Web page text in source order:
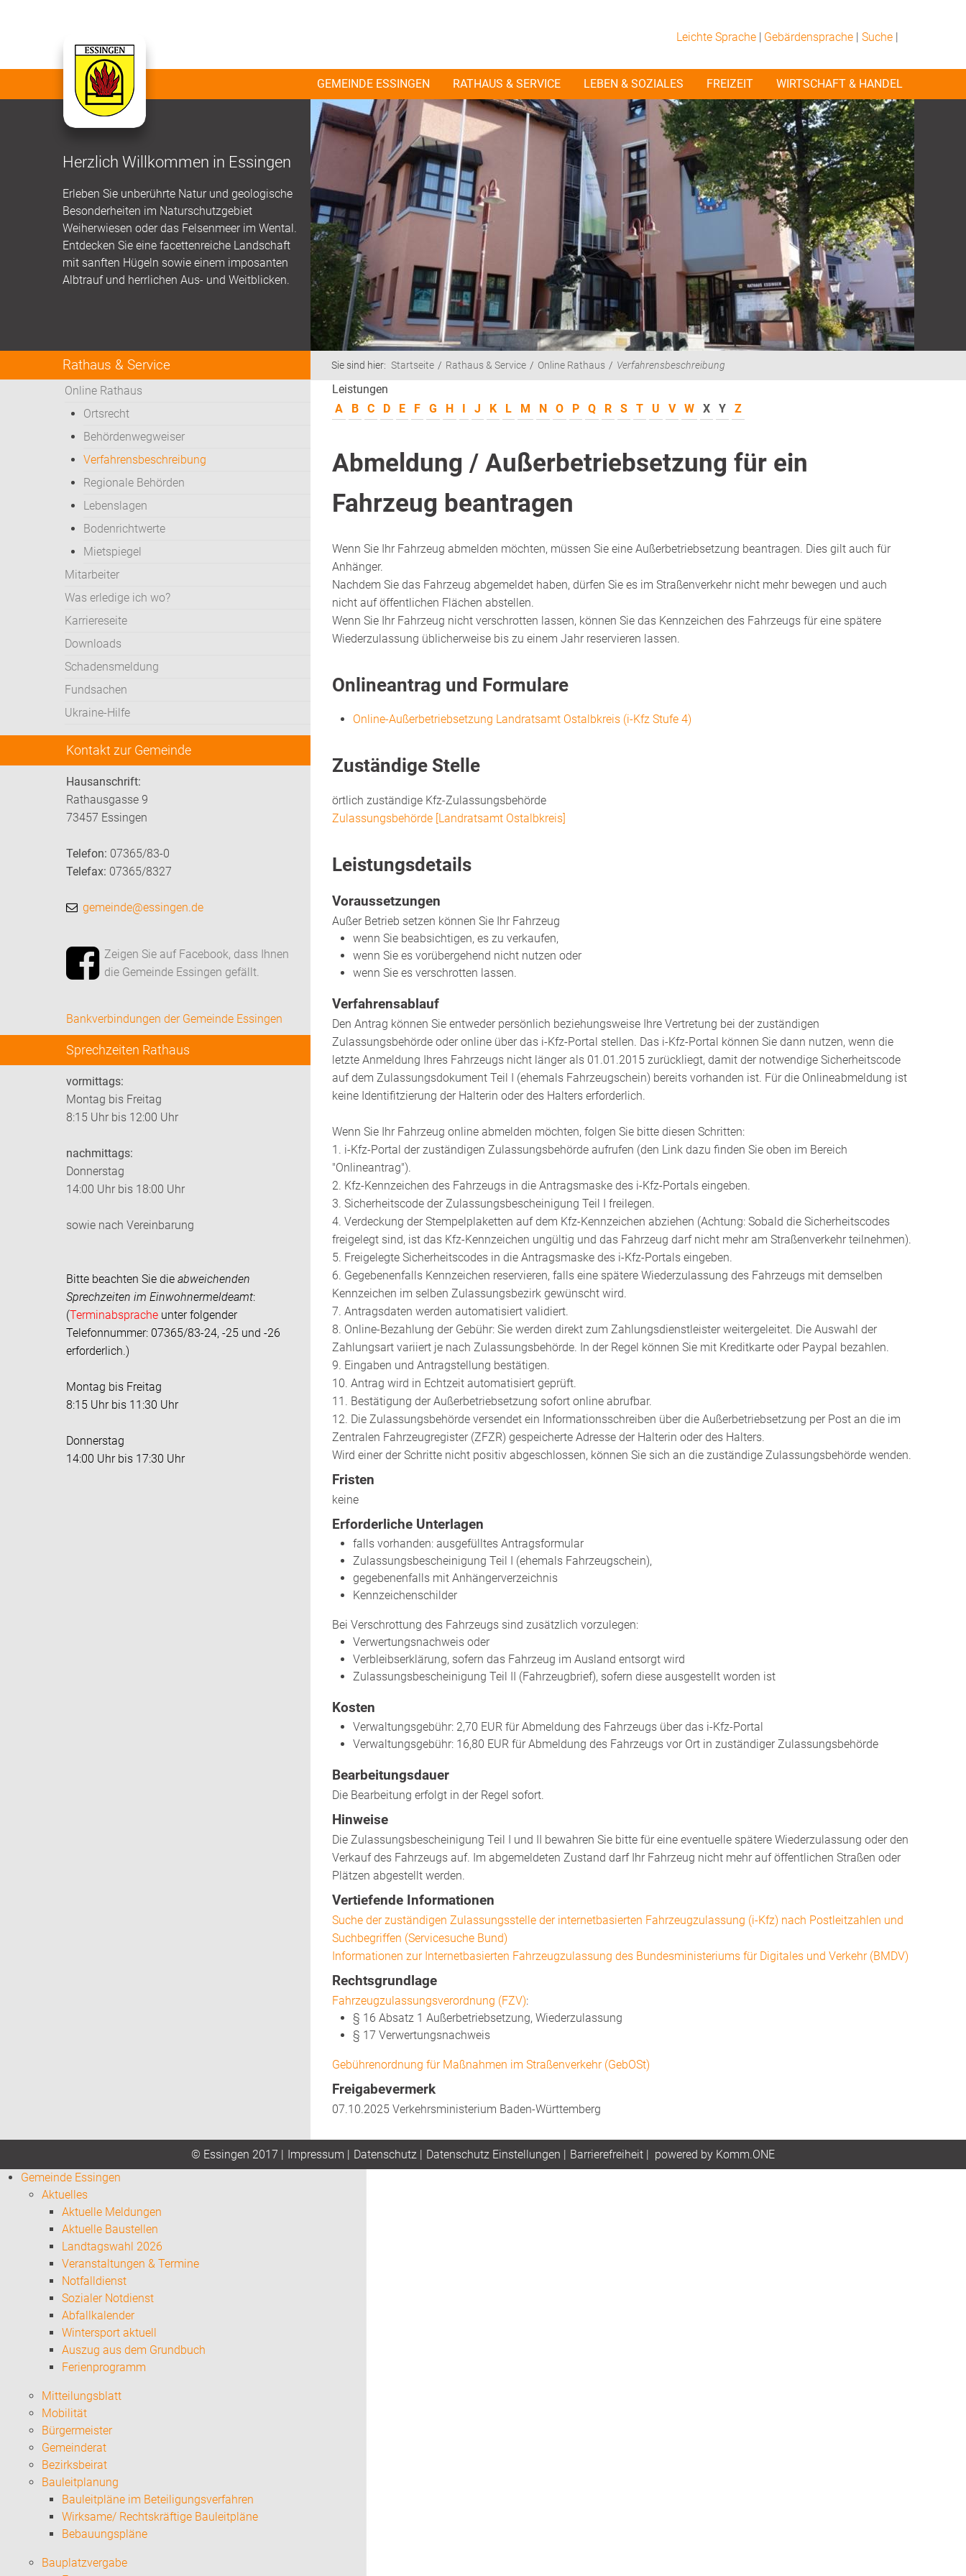
Leichte Sprache | Gebärdensprache | Suche|
GEMEINDE ESSINGEN RATHAUS & SERVICE LEBEN & SOZIALES FREIZEIT WIRTSCHAFT & HANDEL
Herzlich Willkommen in Essingen
Erleben Sie unberührte Natur und geologische
Besonderheiten im Naturschutzgebiet
Weiherwiesen oder das Felsenmeer im Wental.
Entdecken Sie eine facettenreiche Landschaft
mit sanften Hügeln sowie einem imposanten
Albtrauf und herrlichen Aus- und Weitblicken.
Rathaus & Service
Online Rathaus
Ortsrecht
Behördenwegweiser
Verfahrensbeschreibung
Regionale Behörden
Lebenslagen
Bodenrichtwerte
Mietspiegel
Mitarbeiter
Was erledige ich wo?
Karriereseite
Downloads
Schadensmeldung
Fundsachen
Ukraine-Hilfe
Kontakt zur Gemeinde
Hausanschrift:
Rathausgasse 9
73457 Essingen
Telefon: 07365/83-0
Telefax: 07365/8327
gemeinde@essingen.de
Zeigen Sie auf Facebook, dass Ihnen
die Gemeinde Essingen gefällt.
Bankverbindungen der Gemeinde Essingen
Sprechzeiten Rathaus
vormittags:
Montag bis Freitag
8:15 Uhr bis 12:00 Uhr
nachmittags:
Donnerstag
14:00 Uhr bis 18:00 Uhr
sowie nach Vereinbarung
Bitte beachten Sie die abweichenden
Sprechzeiten im Einwohnermeldeamt:
(Terminabsprache unter folgender
Telefonnummer: 07365/83-24, -25 und -26
erforderlich.)
Montag bis Freitag
8:15 Uhr bis 11:30 Uhr
Donnerstag
14:00 Uhr bis 17:30 Uhr
Sie sind hier: Startseite Rathaus & Service Online Rathaus Verfahrensbeschreibung
Leistungen
A
B C D E F G H I J K L M N O P Q R S T U V W X Y Z
Abmeldung / Außerbetriebsetzung für ein
Fahrzeug beantragen
Wenn Sie Ihr Fahrzeug abmelden möchten, müssen Sie eine Außerbetriebsetzung beantragen. Dies gilt auch für
Anhänger.
Nachdem Sie das Fahrzeug abgemeldet haben, dürfen Sie es im Straßenverkehr nicht mehr bewegen und auch
nicht auf öffentlichen Flächen abstellen.
Wenn Sie Ihr Fahrzeug nicht verschrotten lassen, können Sie das Kennzeichen des Fahrzeugs für eine spätere
Wiederzulassung üblicherweise bis zu einem Jahr reservieren lassen.
Onlineantrag und Formulare
Online-Außerbetriebsetzung Landratsamt Ostalbkreis (i-Kfz Stufe 4)
Zuständige Stelle
örtlich zuständige Kfz-Zulassungsbehörde
Zulassungsbehörde [Landratsamt Ostalbkreis]
Leistungsdetails
Voraussetzungen
Außer Betrieb setzen können Sie Ihr Fahrzeug
wenn Sie beabsichtigen, es zu verkaufen,
wenn Sie es vorübergehend nicht nutzen oder
wenn Sie es verschrotten lassen.
Verfahrensablauf
Den Antrag können Sie entweder persönlich beziehungsweise Ihre Vertretung bei der zuständigen
Zulassungsbehörde oder online über das i-Kfz-Portal stellen. Das i-Kfz-Portal können Sie dann nutzen, wenn die
letzte Anmeldung Ihres Fahrzeugs nicht länger als 01.01.2015 zurückliegt, damit der notwendige Sicherheitscode
auf dem Zulassungsdokument Teil I (ehemals Fahrzeugschein) bereits vorhanden ist. Für die Onlineabmeldung ist
keine Identifitzierung der Halterin oder des Halters erforderlich.
Wenn Sie Ihr Fahrzeug online abmelden möchten, folgen Sie bitte diesen Schritten:
1. i-Kfz-Portal der zuständigen Zulassungsbehörde aufrufen (den Link dazu finden Sie oben im Bereich
"Onlineantrag").
2. Kfz-Kennzeichen des Fahrzeugs in die Antragsmaske des i-Kfz-Portals eingeben.
3. Sicherheitscode der Zulassungsbescheinigung Teil
freilegen.
4. Verdeckung der Stempelplaketten auf dem Kfz-Kennzeichen abziehen (Achtung: Sobald die Sicherheitscodes
freigelegt sind, ist das Kfz-Kennzeichen ungültig und das Fahrzeug darf nicht mehr am Straßenverkehr teilnehmen).
5. Freigelegte Sicherheitscodes in die Antragsmaske des i-Kfz-Portals eingeben.
6. Gegebenenfalls Kennzeichen reservieren, falls eine spätere Wiederzulassung des Fahrzeugs mit demselben
Kennzeichen im selben Zulassungsbezirk gewünscht wird.
7. Antragsdaten werden automatisiert validiert.
8. Online-Bezahlung der Gebühr: Sie werden direkt zum Zahlungsdienstleister weitergeleitet. Die Auswahl der
Zahlungsart variiert je nach Zulassungsbehörde. In der Regel können Sie mit Kreditkarte oder Paypal bezahlen.
9. Eingaben und Antragstellung bestätigen.
10. Antrag wird in Echtzeit automatisiert geprüft.
11. Bestätigung der Außerbetriebsetzung sofort online abrufbar.
12. Die Zulassungsbehörde versendet ein Informationsschreiben über die Außerbetriebsetzung per Post an die im
Zentralen Fahrzeugregister (ZFZR) gespeicherte Adresse der Halterin oder des Halters.
Wird einer der Schritte nicht positiv abgeschlossen, können Sie sich an die zuständige Zulassungsbehörde wenden.
Fristen
keine
Erforderliche Unterlagen
falls vorhanden: ausgefülltes Antragsformular
Zulassungsbescheinigung Teil I (ehemals Fahrzeugschein),
gegebenenfalls mit Anhängerverzeichnis
Kennzeichenschilder
Bei Verschrottung des Fahrzeugs sind zusätzlich vorzulegen:
Verwertungsnachweis oder
Verbleibserklärung, sofern das Fahrzeug im Ausland entsorgt wird
Zulassungsbescheinigung Teil II (Fahrzeugbrief), sofern diese ausgestellt worden ist
Kosten
Verwaltungsgebühr: 2,70 EUR für Abmeldung des Fahrzeugs über das i-Kfz-Portal
Verwaltungsgebühr: 16,80 EUR für Abmeldung des Fahrzeugs vor Ort in zuständiger Zulassungsbehörde
Bearbeitungsdauer
Die Bearbeitung erfolgt in der Regel sofort.
Hinweise
Die Zulassungsbescheinigung Teil I und II bewahren Sie bitte für eine eventuelle spätere Wiederzulassung oder den
Verkauf des Fahrzeugs auf. Im abgemeldeten Zustand darf Ihr Fahrzeug nicht mehr auf öffentlichen Straßen oder
Plätzen abgestellt werden.
Vertiefende Informationen
Suche der zuständigen Zulassungsstelle der internetbasierten Fahrzeugzulassung (i-Kfz) nach Postleitzahlen und
Suchbegriffen (Servicesuche Bund)
Informationen zur Internetbasierten Fahrzeugzulassung des Bundesministeriums für Digitales und Verkehr (BMDV)
Rechtsgrundlage
Fahrzeugzulassungsverordnung (FZV):
§ 16 Absatz 1 Außerbetriebsetzung, Wiederzulassung
§ 17 Verwertungsnachweis
Gebührenordnung für Maßnahmen im Straßenverkehr (GebOSt)
Freigabevermerk
07.10.2025 Verkehrsministerium Baden-Württemberg
© Essingen 2017 | Impressum | Datenschutz | Datenschutz Einstellungen | Barrierefreiheit | powered by Komm.ONE
Gemeinde Essingen
Aktuelles
Aktuelle Meldungen
Aktuelle Baustellen
Landtagswahl 2026
Veranstaltungen & Termine
Notfalldienst
Sozialer Notdienst
Abfallkalender
Wintersport aktuell
Auszug aus dem Grundbuch
Ferienprogramm
Mitteilungsblatt
Mobilität
Bürgermeister
Gemeinderat
Bezirksbeirat
Bauleitplanung
Bauleitpläne im Beteiligungsverfahren
Wirksame/ Rechtskräftige Bauleitpläne
Bebauungspläne
Bauplatzvergabe